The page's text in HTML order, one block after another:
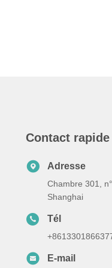
Contact rapide
Adresse
Chambre 301,
Shanghai
Tél
E-mail